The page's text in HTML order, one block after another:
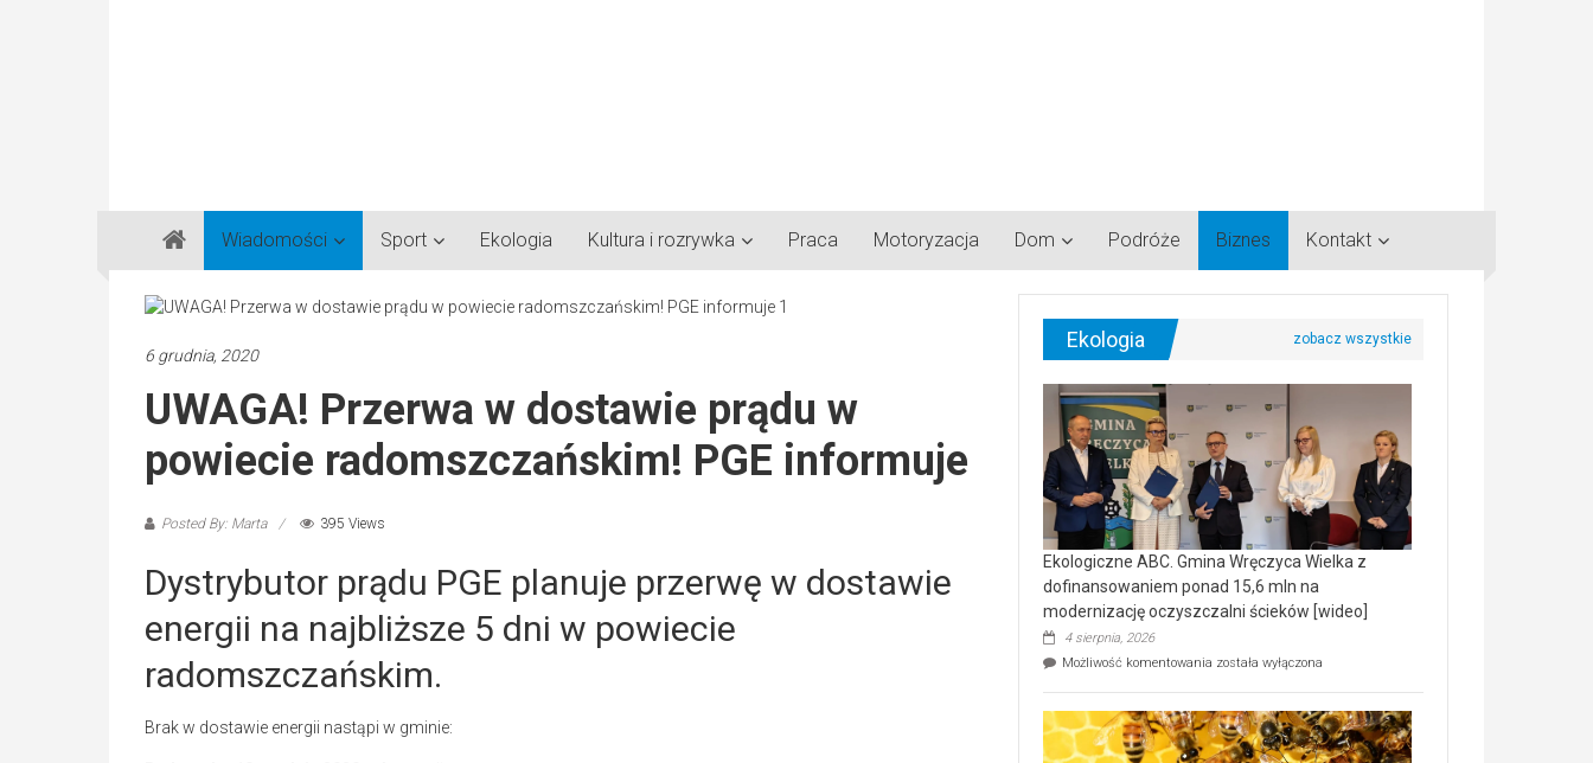
Gazeta
Regionalna
Częstochowa,
Lubliniec,
Wiadomości Sport Ekologia Kultura i rozrywka Praca Motoryzacja Dom Podróże Biznes Kontakt
6 grudnia, 2020
UWAGA! Przerwa w dostawie prądu w
powiecie radomszczańskim! PGE informuje
Posted By: Marta 395 Views
Dystrybutor prądu PGE planuje przerwę w dostawie
energii na najbliższe 5 dni w powiecie
radomszczańskim.
Brak w dostawie energii nastąpi w gminie:
Ekologia
Ekologiczne ABC. Gmina Wręczyca Wielka z
dofinansowaniem ponad 15,6 mln na
modernizację oczyszczalni ścieków [wideo]
4 sierpnia, 2026
Możliwość komentowania Ekologiczne
Wręczyca
Wielka
z
została wyłączona